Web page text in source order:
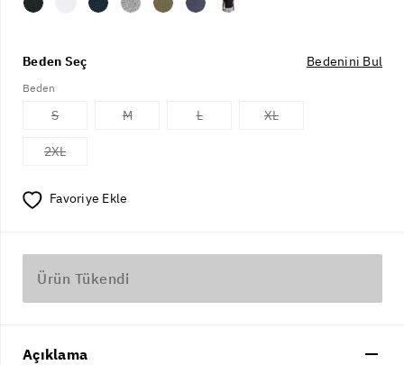
Beden Seç Bedenini Bul
Beden
S M L XL
2XL
Favoriye Ekle
Ürün Tükendi
Açıklama